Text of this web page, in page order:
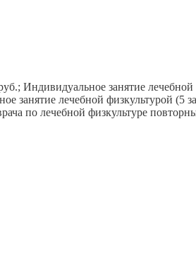
Индивидуальное занятие
занятие лечебной физкультурой (5
по лечебной физкультуре